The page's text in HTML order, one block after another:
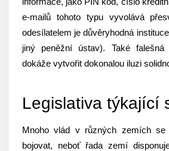
e-mailů tohoto typu vyvolává
odesílatelem je důvěryhodná
jiný peněžní ústav). Také falešná
dokáže vytvořit dokonalou iluzi
Legislativa týkající
Mnoho vlád v různých zemích se
bojovat, neboť řada zemí